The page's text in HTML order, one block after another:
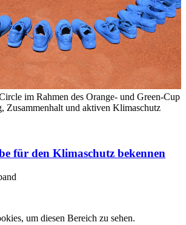
im Rahmen des Orange- und Green-Cup
Zusammenhalt und aktiven Klimaschutz
für den Klimaschutz bekennen
um diesen Bereich zu sehen.